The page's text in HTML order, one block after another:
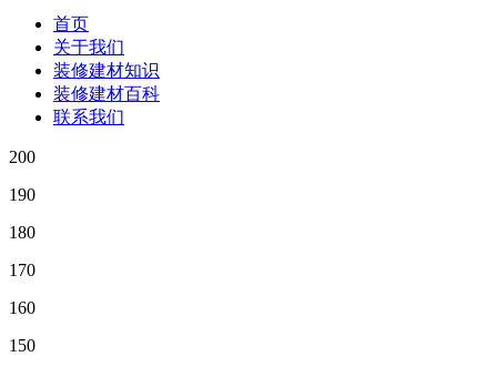
首页
关于我们
装修建材知识
装修建材百科
联系我们
200
190
180
170
160
150